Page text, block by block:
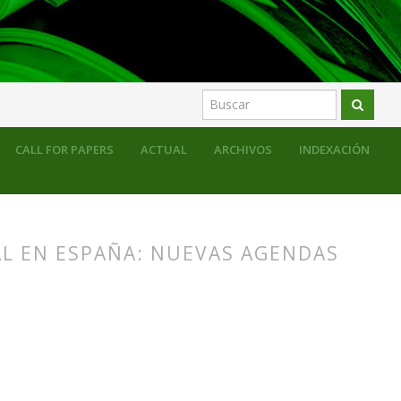
CALL FOR PAPERS ACTUAL ARCHIVOS INDEXACIÓN
EN ESPAÑA: NUEVAS AGENDAS